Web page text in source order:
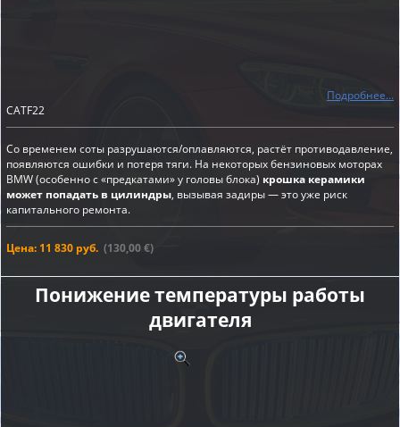
Подробнее...
CATF22
Со временем соты разрушаются/оплавляются, растёт противодавление,
появляются ошибки и потеря тяги. На некоторых бензиновых моторах
BMW (особенно с «предкатами» у головы блока) крошка керамики
может попадать в цилиндры, вызывая задиры — это уже риск
капитального ремонта.
Цена: 11 830 руб. (130,00 €)
Понижение температуры работы
двигателя